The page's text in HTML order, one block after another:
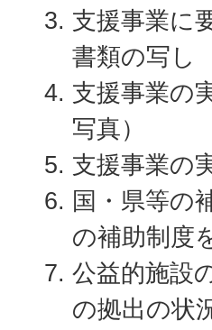
支援事業に
書類の写し
支援事業の
写真）
支援事業の
国・県等の
の補助制度
公益的施設
の拠出の状